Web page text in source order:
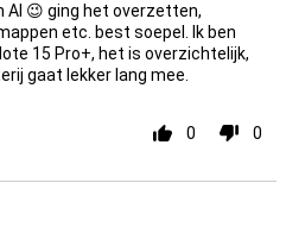
AI 😉 ging het overzetten,
etc. best soepel. Ik ben
15 Pro+, het is overzichtelijk,
gaat lekker lang mee.
0 0